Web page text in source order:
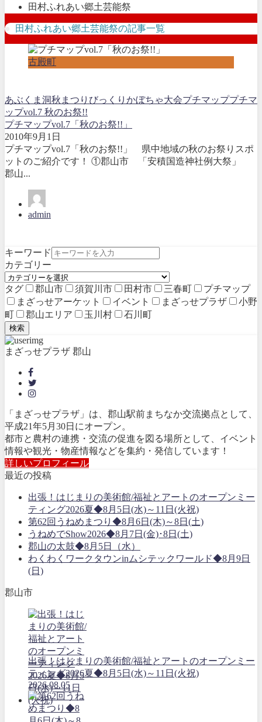
田村ふれあい郷土芸能祭
田村ふれあい郷土芸能祭の記事一覧
古殿町
あぶくま洞秋まつり びっくりかぼちゃ大会プチマッププチマ
ップvol.7 秋のお祭!!
プチマップvol.7「秋のお祭!!」
2010年9月1日
プチマップvol.7「秋のお祭!!」 県中地域の秋のお祭りスポ
ットのご紹介です！ ①郡山市 「安積国造神社例大祭」
郡山...
admin
キーワード
カテゴリー
タグ 郡山市 須賀川市 田村市 三春町
プチマップ
まざっせアーケット
イベント まざっせプラザ
小野
町
郡山エリア 玉川村 石川町
検索
まざっせプラザ 郡山
「まざっせプラザ」は、郡山駅前まちなか交流拠点として、
平成21年5月30日にオープン。
都市と農村の連携・交流の促進を図る場所として、イベント
情報や観光・物産情報などを集約・発信しています！
詳しいプロフィール
最近の投稿
出張！はじまりの美術館/福祉とアートのオープンミー
ティング2026夏◆8月5日(水)～11日(火祝)
第62回うねめまつり◆8月6日(木)～8日(土)
うねめでShow2026◆8月7日(金)･8日(土)
郡山の太鼓◆8月5日（水）
わくわくワークタウンinムシテックワールド◆8月9日
(日)
郡山市
出張！はじまりの美術館/福祉とアートのオープンミー
ティング2026夏◆8月5日(水)～11日(火祝)
2026.08.05